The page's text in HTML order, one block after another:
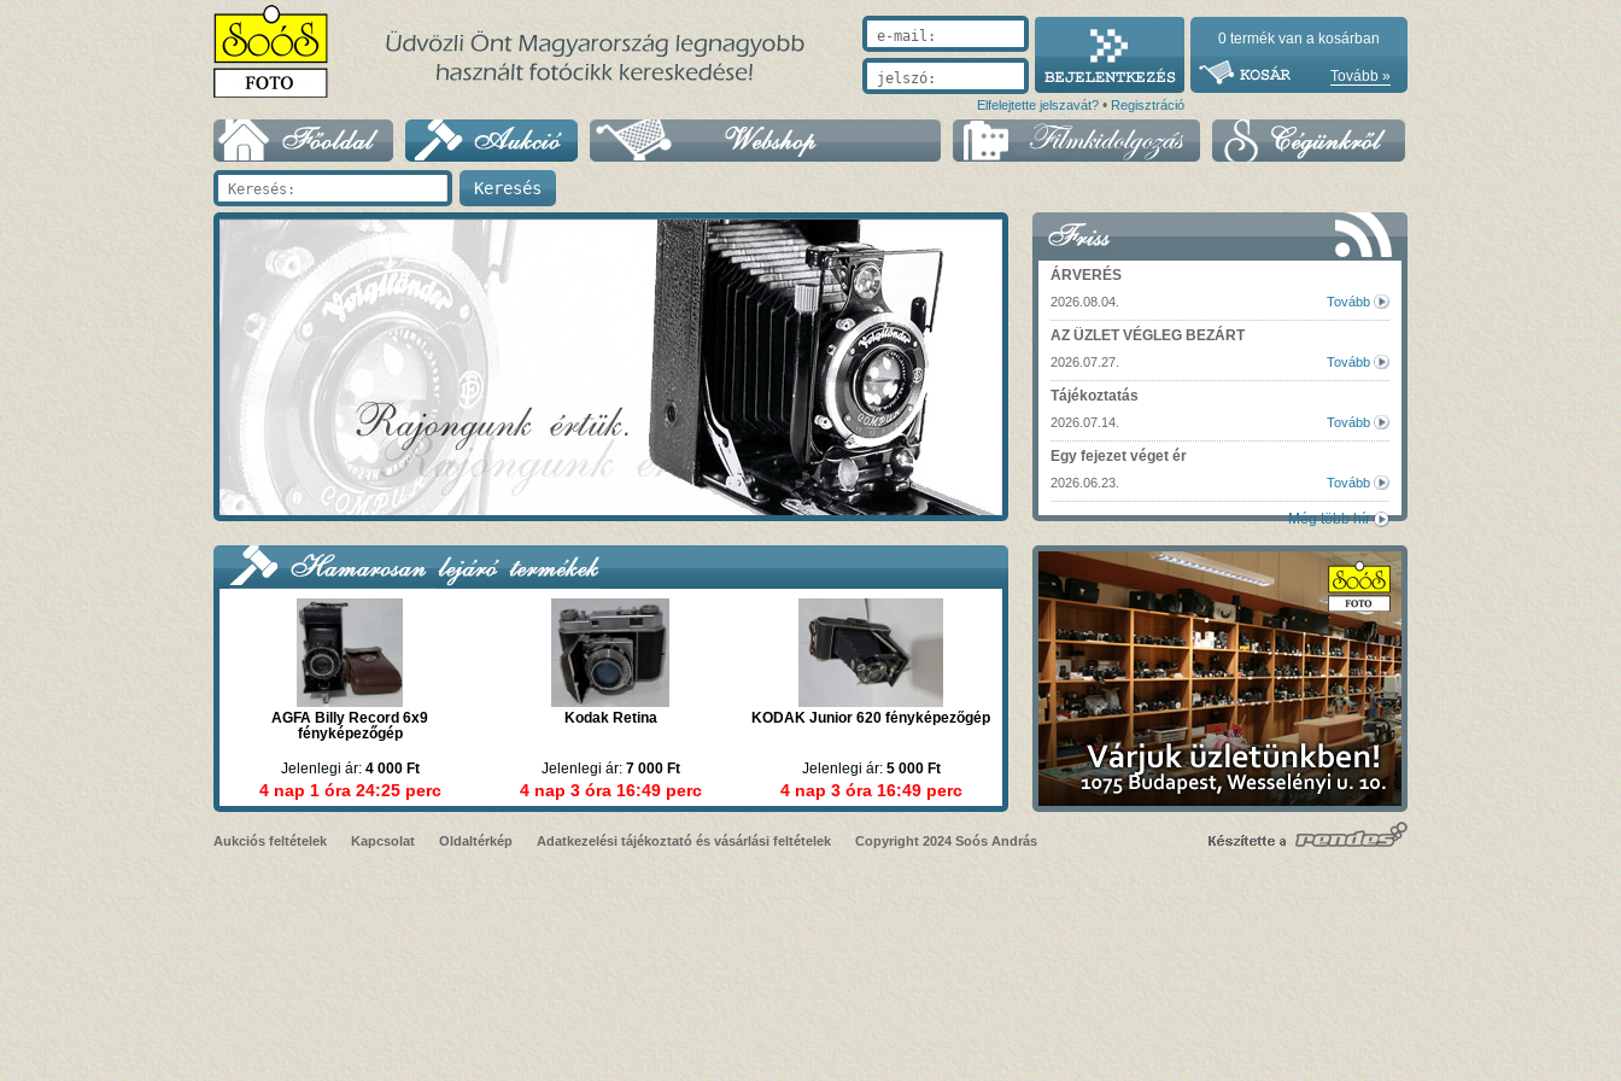
0 termék van a kosárban
Tovább »
e-mail:
jelszó:
Elfelejtette jelszavát?• Regisztráció
AGFA Billy Record 6x9
fényképezőgép
Jelenlegi ár: 4 000 Ft
4 nap 1 óra 24:25 perc
Kodak Retina
Jelenlegi ár: 7 000 Ft
4 nap 3 óra 16:49 perc
KODAK Junior 620 fényképezőgép
Jelenlegi ár: 5 000 Ft
4 nap 3 óra 16:49 perc
ÁRVERÉS
2026.08.04. Tovább
AZ ÜZLET VÉGLEG BEZÁRT
2026.07.27. Tovább
Tájékoztatás
2026.07.14. Tovább
Egy fejezet véget ér
2026.06.23. Tovább
Még több hír
Aukciós feltételek Kapcsolat Oldaltérkép Adatkezelési tájékoztató és vásárlási feltételek Copyright 2024 Soós András